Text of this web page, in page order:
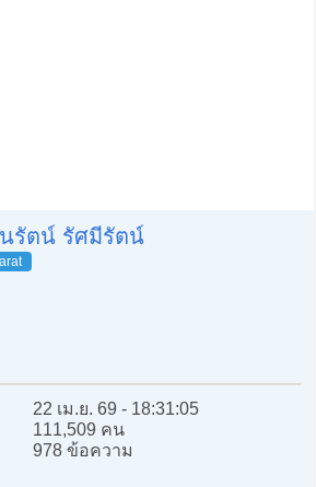
รัตน์ รัศมีรัตน์
22 เม.ย. 69 - 18:31:05
111,509 คน
978 ข้อความ